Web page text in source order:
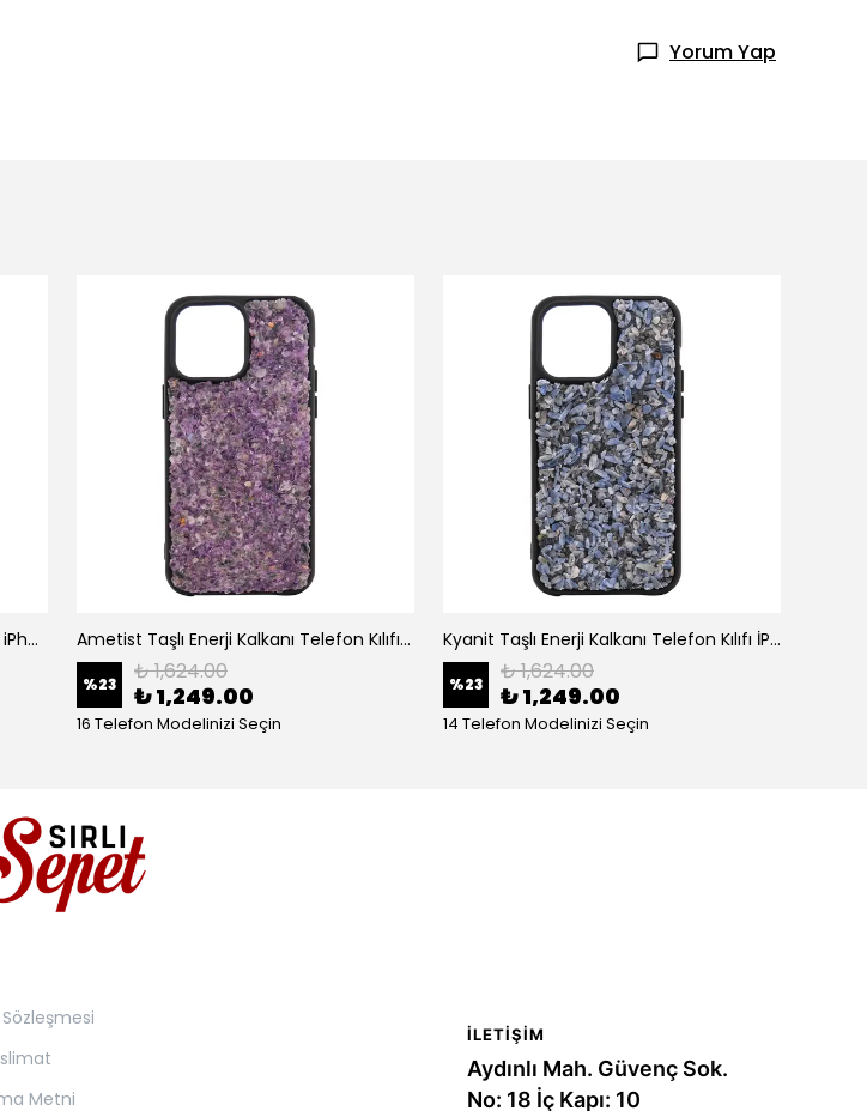
Yorum Yap
Akik Taşlı Enerji Kalkanı Telefon Kılıfı iPhone (Stonyx) Ametist Taşlı Enerji Kalkanı Telefon Kılıfı iPhone (Stonyx)
%23 ₺ 1,624.00
₺ 1,249.00
16 Telefon Modelinizi Seçin
Kyanit Taşlı Enerji Kalkanı Telefon Kılıfı İPhone (Stonyx)
%23 ₺ 1,624.00
₺ 1,249.00
14 Telefon Modelinizi Seçin
Metni
İLETIŞIM
Aydınlı Mah. Güvenç Sok.
No: 18 İç Kapı: 10